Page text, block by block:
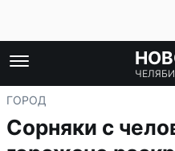
ГОРОД
Сорняки с